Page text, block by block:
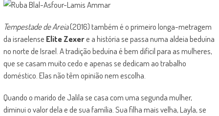
Tempestade de Areia(2016) também é o primeiro longa-metragem
da israelense Elite Zexere a história se passa numa aldeia beduína
no norte de Israel. A tradição beduína é bem difícil para as mulheres,
que se casam muito cedo e apenas se dedicam ao trabalho
doméstico. Elas não têm opinião nem escolha.
Quando o marido de Jalila se casa com uma segunda mulher,
diminui o valor dela e de sua família. Sua filha mais velha, Layla, se